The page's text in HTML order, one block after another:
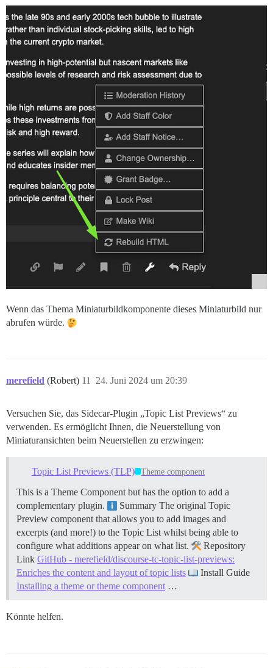
Wenn das Thema Miniaturbildkomponente dieses Miniaturbild nur
abrufen würde.
merefield (Robert) 24. Juni 2024 um 20:39
11
Versuchen Sie, das Sidecar-Plugin „Topic List Previews“ zu
verwenden. Es ermöglicht Ihnen, die Neuerstellung von
Miniaturansichten beim Neuerstellen zu erzwingen:
Topic List Previews (TLP) Theme component
This is a Theme Component but has the option to add a
complementary plugin.
Summary The original Topic
Preview component that allows you to add images and
excerpts (and more!) to the Topic List whilst being able to
configure what additions appear on what list.
Repository
Link GitHub - merefield/discourse-tc-topic-list-previews:
Enriches the content and layout of topic lists
Install Guide
Installing a theme or theme component …
Könnte helfen.